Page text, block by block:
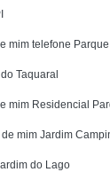
mim telefone
Taquaral
mim Residencial
mim Jardim
do Lago